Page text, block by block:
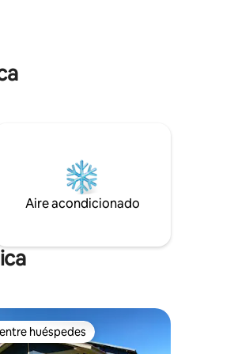
por suelo radiante.
hamacas. Junto al
Aire acondicionado
huéspedes
huéspedes